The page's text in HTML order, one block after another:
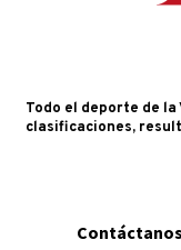
Todo el deporte de
clasificaciones,